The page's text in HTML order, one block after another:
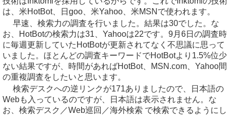
は、米HotBot、日goo、米Yahoo、米MSNで使われます。
早速、検索力の調査を行いました。結果は30でした。な
お、HotBotの検索力は31、Yahooは22です。9月6日の調査時
に毎週更新していたHotBotが更新されてなく不思議に思って
いました。ほとんどの調査キーワードでHotBotより1.5%位少
ない結果ですが、時間があればHotBot、MSN.com、Yahoo間
の重複調査をしたいと思います。
検索デスクへの逆リンクが171ありましたので、日本語の
Webも入っているのですが、日本語は表示されません。な
お、検索デスク／Web巡回／海外検索 で検索できるようにし